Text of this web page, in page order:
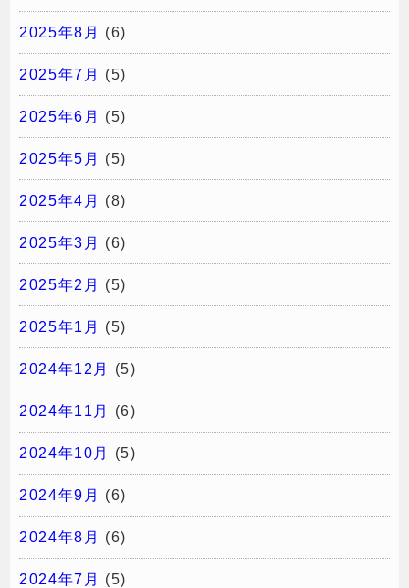
2025年8月 (6)
2025年7月 (5)
2025年6月 (5)
2025年5月 (5)
2025年4月 (8)
2025年3月 (6)
2025年2月 (5)
2025年1月 (5)
2024年12月 (5)
2024年11月 (6)
2024年10月 (5)
2024年9月 (6)
2024年8月 (6)
2024年7月 (5)